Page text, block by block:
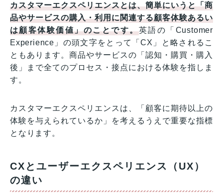
カスタマーエクスペリエンスとは、簡単にいうと「商
品やサービスの購入・利用に関連する顧客体験あるい
は顧客体験価値」のことです。英語の「Customer
Experience」の頭文字をとって「CX」と略されるこ
ともあります。商品やサービスの「認知・購買・購入
後」まで全てのプロセス・接点における体験を指しま
す。
カスタマーエクスペリエンスは、「顧客に期待以上の
体験を与えられているか」を考えるうえで重要な指標
となります。
CXとユーザーエクスペリエンス（UX）
の違い